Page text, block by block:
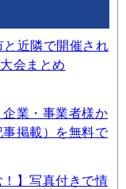
と近隣で開催され
会まとめ
業・事業者様か
掲載）を無料で
！】写真付きで情